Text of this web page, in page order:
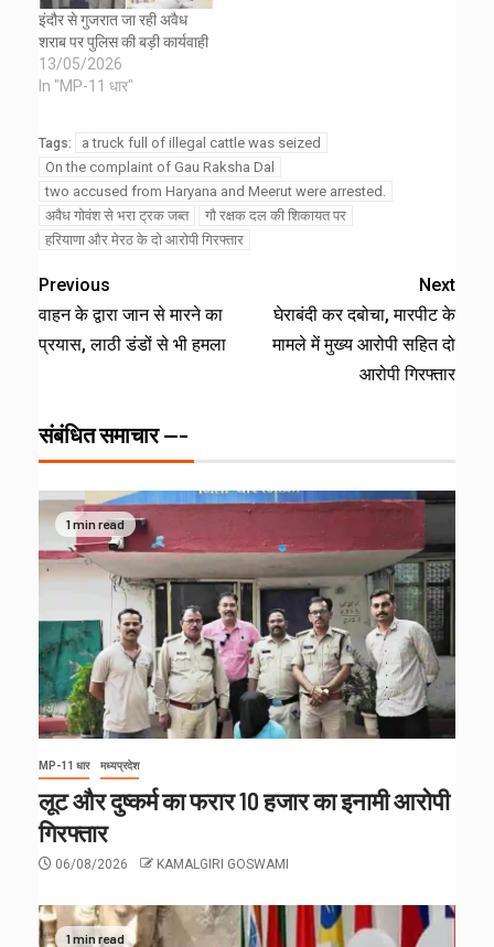
इंदौर से गुजरात जा रही अवैध
शराब पर पुलिस की बड़ी कार्यवाही
13/05/2026
In "MP-11 धार"
Tags:
a truck full of illegal cattle was seized
On the complaint of Gau Raksha Dal
two accused from Haryana and Meerut were arrested.
अवैध गोवंश से भरा ट्रक जब्त
गौ रक्षक दल की शिकायत पर
हरियाणा और मेरठ के दो आरोपी गिरफ्तार
Previous
वाहन के द्वारा जान से मारने का
प्रयास, लाठी डंडों से भी हमला
Next
घेराबंदी कर दबोचा, मारपीट के
मामले में मुख्य आरोपी सहित दो
आरोपी गिरफ्तार
संबंधित समाचार ---
1 min read
MP-11 धार मध्यप्रदेश
लूट और दुष्कर्म का फरार 10 हजार का इनामी आरोपी
गिरफ्तार
06/08/2026 KAMALGIRI GOSWAMI
1 min read